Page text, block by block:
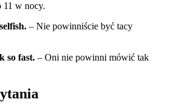
po 11 w nocy.
– Nie powinniście być tacy
so fast. – Oni nie powinni mówić tak